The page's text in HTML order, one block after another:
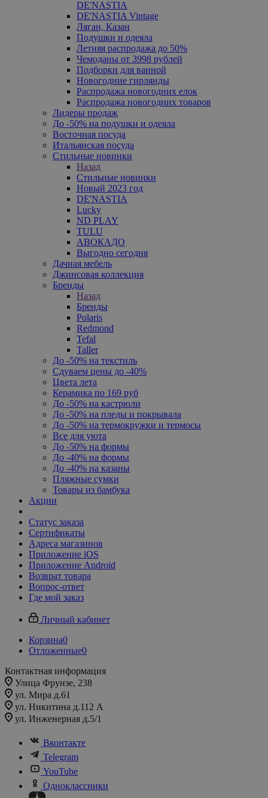
DE'NASTIA
DE'NASTIA Vintage
Ляган, Казан
Подушки и одеяла
Летняя распродажа до 50%
Чемоданы от 3998 рублей
Подборки для ванной
Новогодние гирлянды
Распродажа новогодних елок
Распродажа новогодних товаров
Лидеры продаж
До -50% на подушки и одеяла
Восточная посуда
Итальянская посуда
Стильные новинки
Назад
Стильные новинки
Новый 2023 год
DE'NASTIA
Lucky
ND PLAY
TULU
АВОКАДО
Выгодно сегодня
Дачная мебель
Джинсовая коллекция
Бренды
Назад
Бренды
Polaris
Redmond
Tefal
Taller
До -50% на текстиль
Сдуваем цены до -40%
Цвета лета
Керамика по 169 руб
До -50% на кастрюли
До -50% на пледы и покрывала
До -50% на термокружки и термосы
Все для уюта
До -50% на формы
До -40% на формы
До -40% на казаны
Пляжные сумки
Товары из бамбука
Акции
Статус заказа
Сертификаты
Адреса магазинов
Приложение iOS
Приложение Android
Возврат товара
Вопрос-ответ
Где мой заказ
Личный кабинет
Корзина0
Отложенные0
Контактная информация
Улица Фрунзе, 238​
ул. Мира д.61
ул. Никитина д.112 А
ул. Инженерная д.5/1
Вконтакте
Telegram
YouTube
Одноклассники